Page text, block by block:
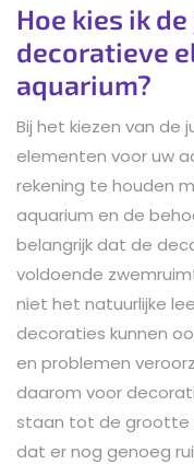
Hoe kies ik
decoratieve
aquarium?
Bij het kiezen van
elementen voor uw
rekening te houden
aquarium en de
belangrijk dat de
voldoende
niet het natuurlijke
decoraties kunnen
en problemen
daarom voor
staan tot de grootte
dat er nog genoeg